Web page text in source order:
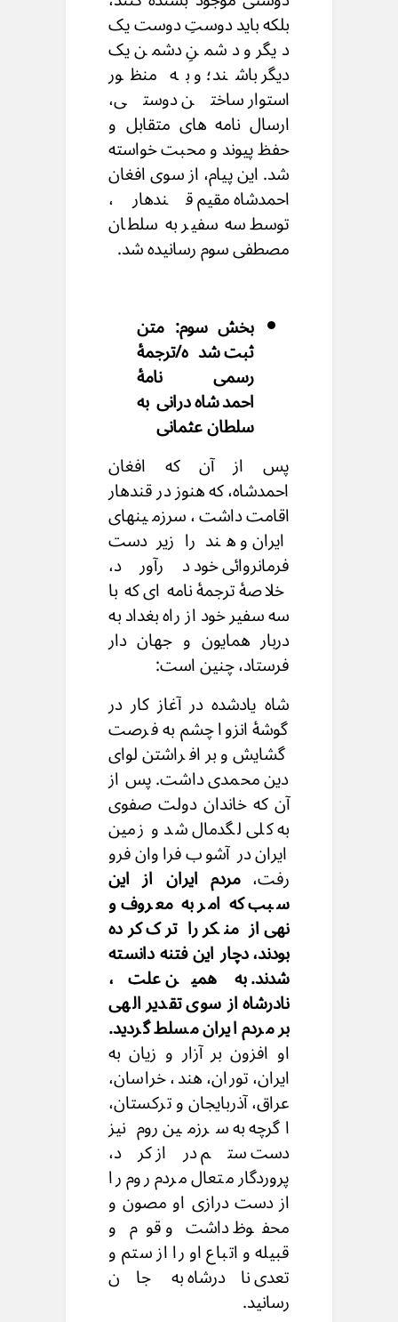
بلکه باید دوستِ دوست یک
دیگر و دشمنِ دشمن یک
دیگر باشند؛ و به منظور
استوار ساختن دوستی،
ارسال نامه های متقابل و
حفظ پیوند و محبت خواسته
شد. این پیام، از سوی افغان
احمدشاه مقیم قندهار،
توسط سه سفیر به سلطان
مصطفی سوم رسانیده شد.
بخش سوم: متن
ثبت شده/ترجمهٔ
رسمی نامهٔ
احمدشاه درانی به
سلطان عثمانی
پس از آن که افغان
احمدشاه، که هنوز در قندهار
اقامت داشت، سرزمینهای
ایران و هند را زیر دست
فرمانروائی خود درآورد،
خلاصهٔ ترجمهٔ نامه ای که با
سه سفیر خود از راه بغداد به
دربار همایون و جهان دار
فرستاد، چنین است:
شاه یادشده در آغاز کار در
گوشهٔ انزوا چشم به فرصت
گشایش و برافراشتن لوای
دین محمدی داشت. پس از
آن که خاندان دولت صفوی
به کلی لگدمال شد و زمین
ایران در آشوب فراوان فرو
رفت، مردم ایران از این
سبب که امر به معروف و
نهی از منکر را ترک کرده
بودند، دچار این فتنه دانسته
شدند. به همین علت،
نادرشاه از سوی تقدیر الهی
بر مردم ایران مسلط گردید.
او افزون بر آزار و زیان به
ایران، توران، هند، خراسان،
عراق، آذربایجان و ترکستان،
اگرچه به سرزمین روم نیز
دست ستم دراز کرد،
پروردگار متعال مردم روم را
از دست درازی او مصون و
محفوظ داشت و قوم و
قبیله و اتباع او را از ستم و
تعدی نادرشاه به جان
رسانید.